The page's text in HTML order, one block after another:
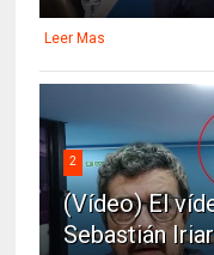
Leer Mas
2
(Vídeo) El
Sebastián